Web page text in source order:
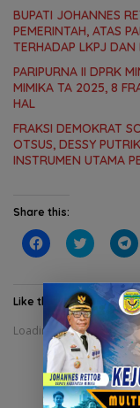
BUPATI JOHANNES
PEMERINTAH, ATAS
TERHADAP LKPJ
PARIPURNA II DPRK
MIMIKA TA 2025, 8
HAL
FRAKSI DEMOKRAT
OTSUS, DESSY
INSTRUMEN UTAMA
Share this:
C
l
k
s
h
a
r
e
o
n
F
C
l
k
t
o
s
h
a
r
e
o
n
T
C
l
k
t
o
s
h
a
r
e
o
n
T
Like this:
Loading...